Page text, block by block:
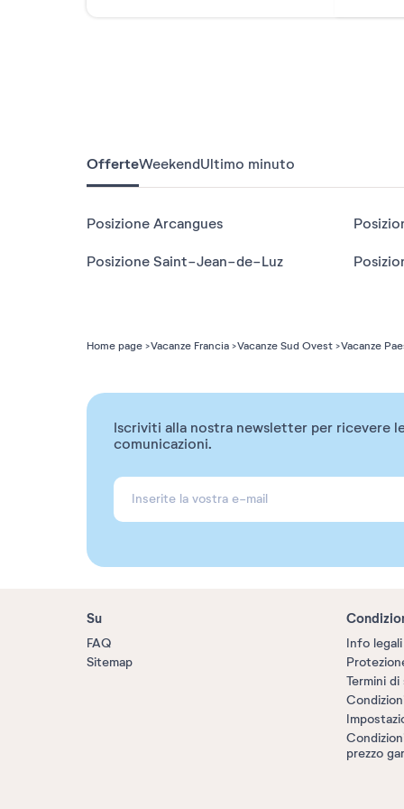
OfferteWeekendUltimo minuto
Posizione Arcangues
Posizione Saint-Jean-de-Luz
Home page Vacanze Francia Vacanze Sud Ovest Vacanze
Iscriviti alla nostra newsletter per ricevere
comunicazioni.
Su
FAQ
Sitemap
Info legali
Termini di
prezzo